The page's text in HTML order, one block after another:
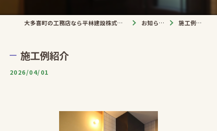
大多喜町の工務店なら平林建設株式会社 お知らせ 施工例紹介
施工例紹介
2026/04/01